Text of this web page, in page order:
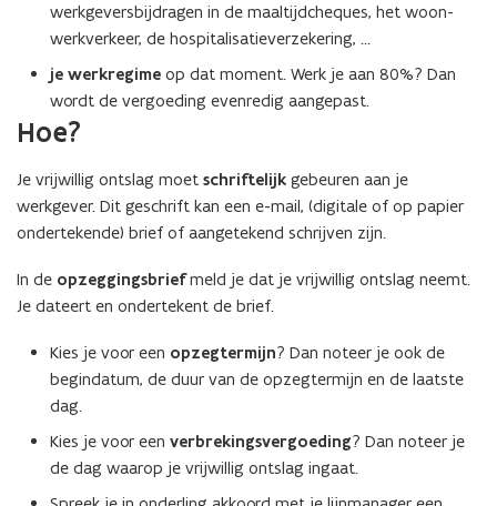
werkgeversbijdragen in de maaltijdcheques, het woon-
werkverkeer, de hospitalisatieverzekering, …
je werkregime op dat moment. Werk je aan 80%? Dan
wordt de vergoeding evenredig aangepast.
Hoe?
Je vrijwillig ontslag moet schriftelijk gebeuren aan je
werkgever. Dit geschrift kan een e-mail, (digitale of op papier
ondertekende) brief of aangetekend schrijven zijn.
In de opzeggingsbriefmeld je dat je vrijwillig ontslag neemt.
Je dateert en ondertekent de brief.
Kies je voor een opzegtermijn? Dan noteer je ook de
begindatum, de duur van de opzegtermijn en de laatste
dag.
Kies je voor een verbrekingsvergoeding? Dan noteer je
de dag waarop je vrijwillig ontslag ingaat.